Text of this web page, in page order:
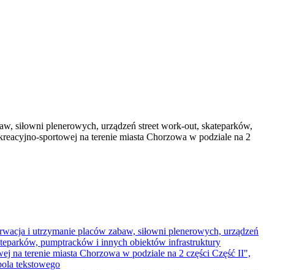
siłowni plenerowych, urządzeń street work-out, skateparków,
sportowej na terenie miasta Chorzowa w podziale na 2
i utrzymanie placów zabaw, siłowni plenerowych, urządzeń
pumptracków i innych obiektów infrastruktury
na terenie miasta Chorzowa w podziale na 2 części Część II",
tekstowego